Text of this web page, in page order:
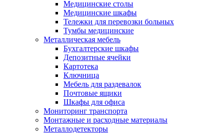
Медицинские столы
Медицинские шкафы
Тележки для перевозки больных
Тумбы медицинские
Металлическая мебель
Бухгалтерские шкафы
Депозитные ячейки
Картотека
Ключница
Мебель для раздевалок
Почтовые ящики
Шкафы для офиса
Мониторинг транспорта
Монтажные и расходные материалы
Металлодетекторы